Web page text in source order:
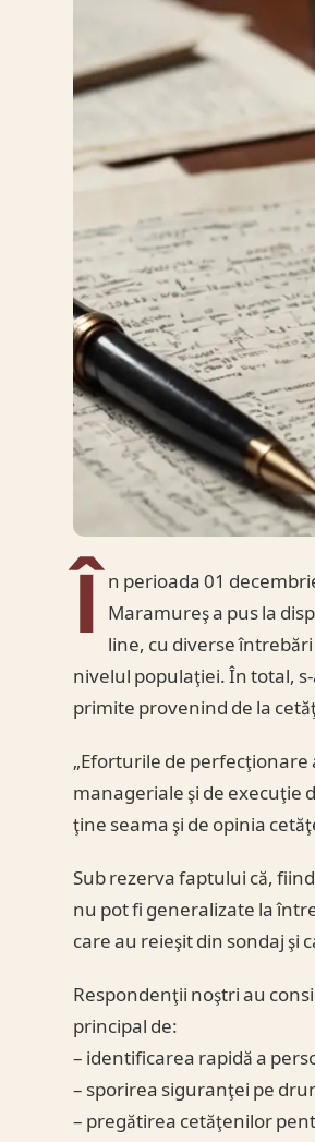
Î n perioada 01
Maramureş a pus la
line, cu diverse
nivelul populaţiei. În total,
primite provenind de la
„Eforturile de
manageriale şi de execuţie
ţine seama şi de opinia
Sub rezerva faptului că,
nu pot fi generalizate la
care au reieşit din sondaj şi
Respondenţii noştri au
principal de:
– identificarea rapidă a
– sporirea siguranţei pe
– pregătirea cetăţenilor